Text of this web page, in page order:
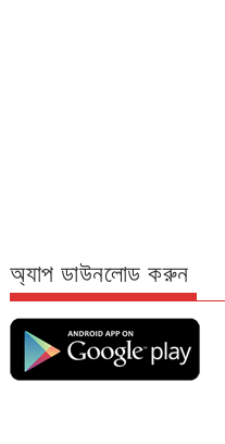
অ্যাপ ডাউনলোড করুন